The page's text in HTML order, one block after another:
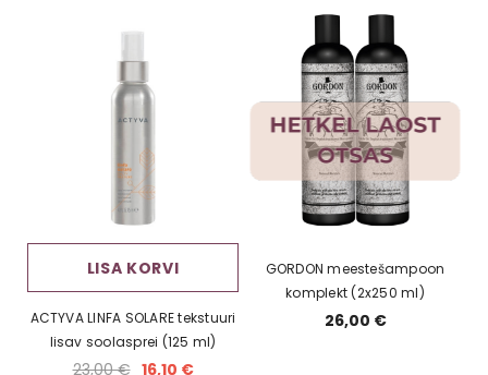
LISA KORVI
ACTYVA LINFA SOLARE tekstuuri
lisav soolasprei (125 ml)
23,00 € 16,10 €
GORDON meestešampoon
komplekt (2x250 ml)
26,00 €